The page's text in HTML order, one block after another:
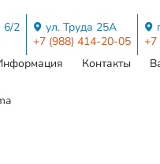
6/2
ул. Труда 25А
+7 (988) 414-20-05
Контакты